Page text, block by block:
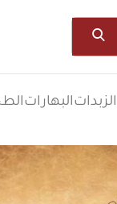
البهارات